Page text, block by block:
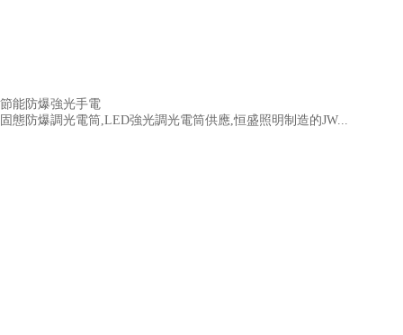
節能防爆強光手電
固態防爆調光電筒,LED強光調光電筒供應,恒盛照明制造的JW...